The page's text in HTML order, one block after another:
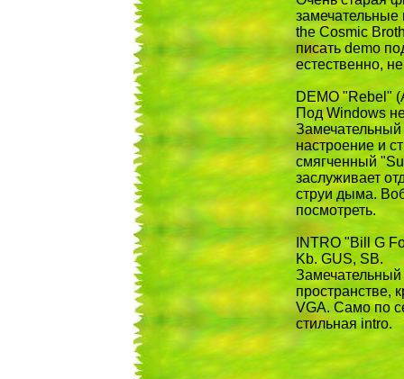
the Cosmic
писать demo
естественно,
DEMO "Rebel"
Под Windows
настроение и
смягченный
заслуживает
струи дыма.
посмотреть.
INTRO "Bill G
Kb. GUS, SB.
Замечательный
пространстве,
VGA. Само по
стильная intro.